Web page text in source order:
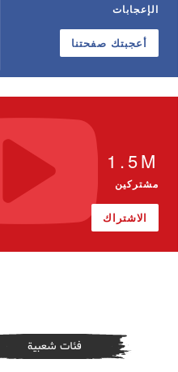
الإعجابات
أعجبتك صفحتنا
1.5M
مشتركين
الاشتراك
فئات شعبية